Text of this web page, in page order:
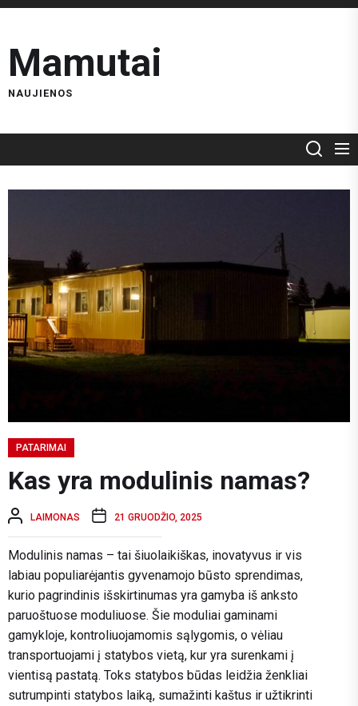
Skip
the
content
Mamutai
NAUJIENOS
PATARIMAI
Kas yra modulinis namas?
LAIMONAS 21 GRUODŽIO, 2025
Modulinis namas – tai šiuolaikiškas, inovatyvus ir vis
labiau populiarėjantis gyvenamojo būsto sprendimas,
kurio pagrindinis išskirtinumas yra gamyba iš anksto
paruoštuose moduliuose. Šie moduliai gaminami
gamykloje, kontroliuojamomis sąlygomis, o vėliau
transportuojami į statybos vietą, kur yra surenkami į
vientisą pastatą. Toks statybos būdas leidžia ženkliai
sutrumpinti statybos laiką, sumažinti kaštus ir užtikrinti